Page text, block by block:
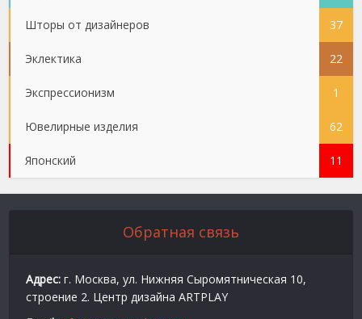
Шторы от дизайнеров 37
Эклектика 22
Экспрессионизм 1
Ювелирные изделия 62
Японский 11
Обратная связь
Адрес: г. Москва, ул. Нижняя Сыромятническая 10,
строение 2. Центр дизайна ARTPLAY